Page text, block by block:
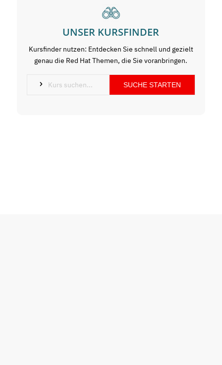
UNSER KURSFINDER
Kursfinder nutzen: Entdecken Sie schnell und gezielt
genau die Red Hat Themen, die Sie voranbringen.